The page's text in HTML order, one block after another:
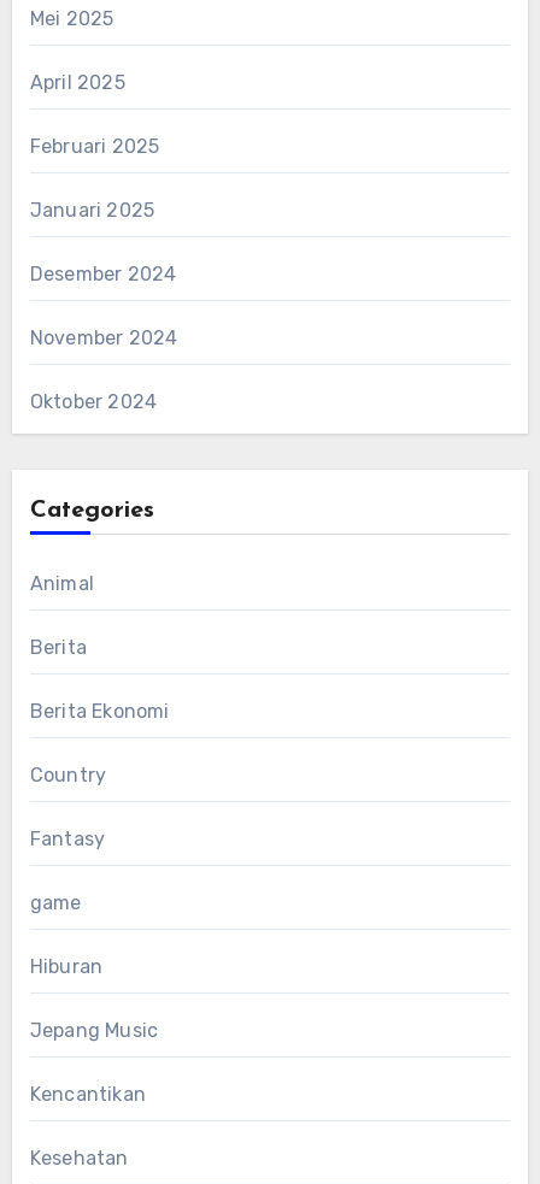
Mei 2025
April 2025
Februari 2025
Januari 2025
Desember 2024
November 2024
Oktober 2024
Categories
Animal
Berita
Berita Ekonomi
Country
Fantasy
game
Hiburan
Jepang Music
Kencantikan
Kesehatan